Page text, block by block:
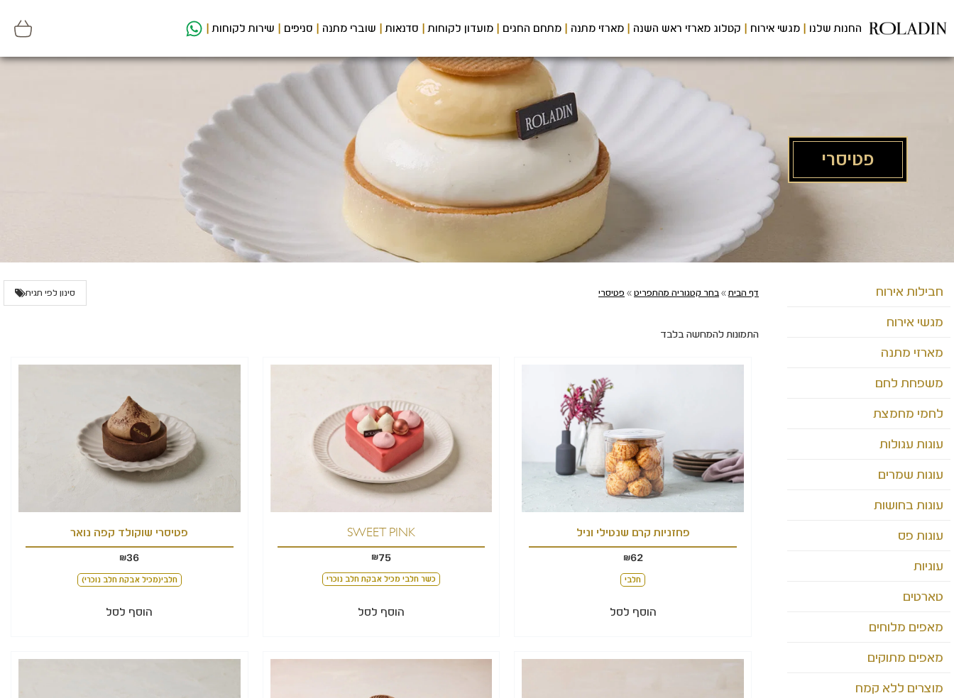
לתוכן
המרכזי
החנות שלנו מגשי אירוח קטלוג מארזי ראש השנה מארזי מתנה מתחם החגים מועדון לקוחות סדנאות שוברי מתנה סניפים שירות לקוחות
פטיסרי
הקטגוריות
המוצרים
תפריט
חבילות אירוח
מגשי אירוח
מארזי מתנה
משפחת לחם
לחמי מחמצת
עוגות עגולות
עוגות שמרים
עוגות בחושות
עוגות פס
עוגיות
טארטים
מאפים מלוחים
מאפים מתוקים
מוצרים ללא קמח
דף הבית»בחר קטגוריה מהתפריט» פטיסרי
התמונות להמחשה בלבד
סינון לפי תגית
פחזניות קרם שנטילי וניל
62
₪
חלבי
הוסף לסל
SWEET PINK
75
₪
כשר חלבי מכיל אבקת חלב נוכרי
הוסף לסל
פטיסרי שוקולד קפה נואר
36
₪
חלבי(מכיל אבקת חלב נוכרי)
הוסף לסל